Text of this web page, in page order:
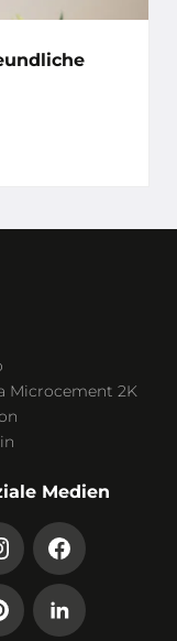
Microcement 2K
Medien